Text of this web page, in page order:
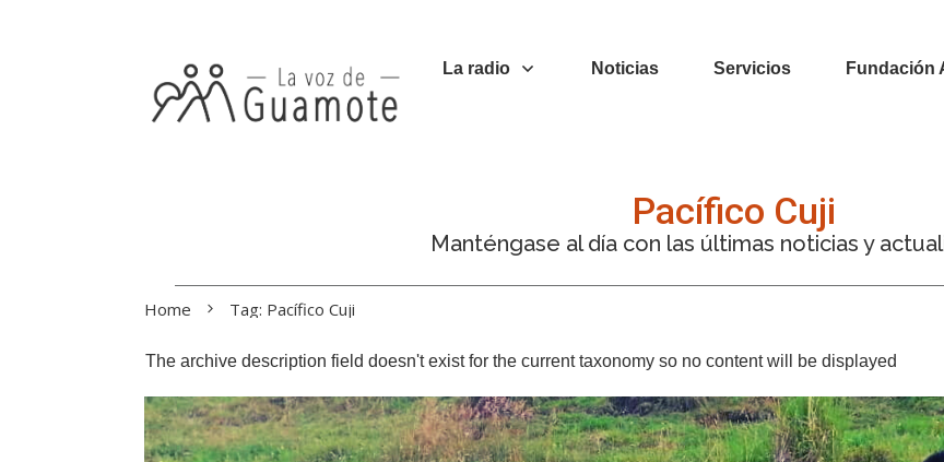
La radio Noticias Servicios Fundación
Pacífico Cuji
Manténgase al día con las últimas noticias y
Home Tag: Pacífico Cuji
The archive description field doesn't exist for the current taxonomy so no content will be displayed